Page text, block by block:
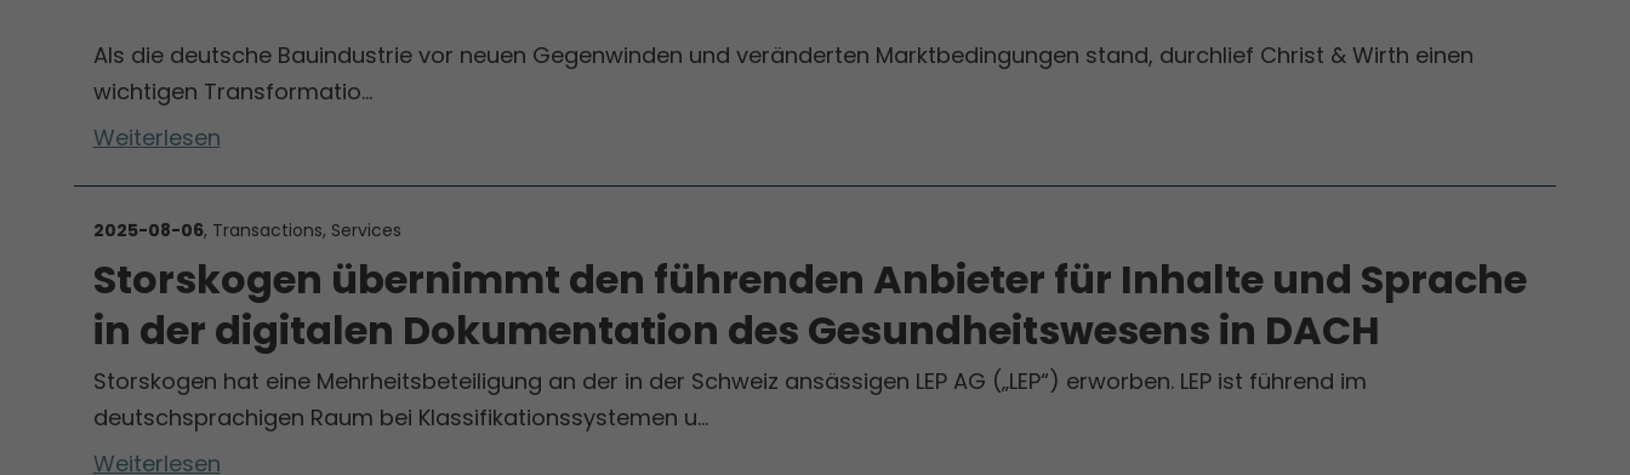
Als die deutsche Bauindustrie vor neuen Gegenwinden und veränderten Marktbedingungen stand, durchlief Christ & Wirth einen
wichtigen Transformatio…
Weiterlesen
2025-08-06, Transactions, Services
Storskogen übernimmt den führenden Anbieter für Inhalte und Sprache
in der digitalen Dokumentation des Gesundheitswesens in DACH
Storskogen hat eine Mehrheitsbeteiligung an der in der Schweiz ansässigen LEP AG („LEP“) erworben. LEP ist führend im
deutschsprachigen Raum bei Klassifikationssystemen u…
Weiterlesen